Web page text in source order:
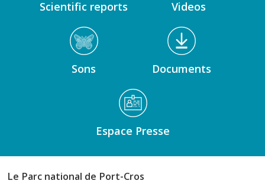
Scientific reports Videos
Sons Documents
Espace Presse
Le Parc national de Port-Cros